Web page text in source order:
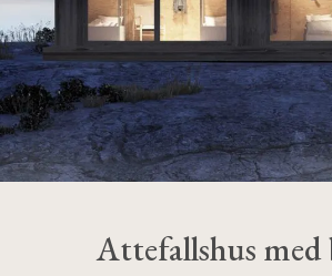
Attefallshus med